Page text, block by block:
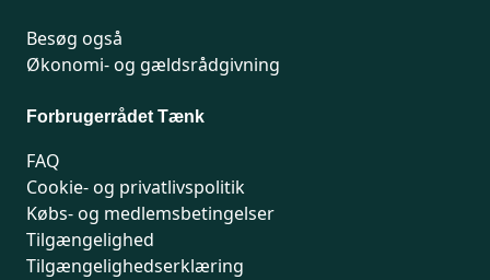
Besøg også
Økonomi- og gældsrådgivning
Forbrugerrådet Tænk
FAQ
Cookie- og privatlivspolitik
Købs- og medlemsbetingelser
Tilgængelighed
Tilgængelighedserklæring